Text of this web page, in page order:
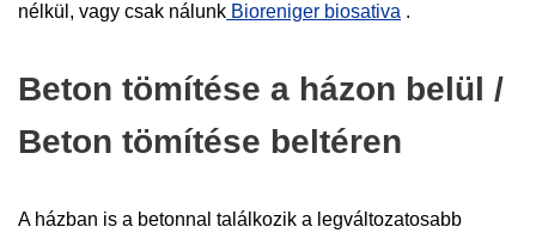
nélkül, vagy csak nálunk Bioreniger biosativa .
Beton tömítése a házon belül /
Beton tömítése beltéren
A házban is a betonnal találkozik a legváltozatosabb